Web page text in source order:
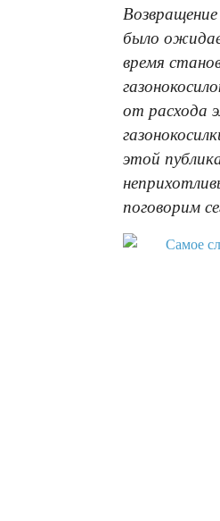
было
время
от расхода
этой
поговорим